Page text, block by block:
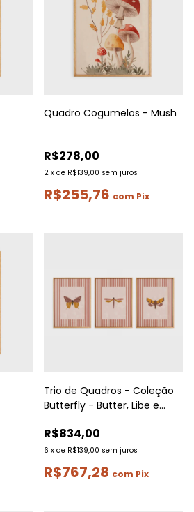
Quadro Cogumelos - Mush
R$278,00
2 x de R$139,00 sem juros
R$255,76 com Pix
Trio de Quadros - Coleção
Butterfly - Butter, Libe e
R$834,00
6 x de R$139,00 sem juros
R$767,28 com Pix